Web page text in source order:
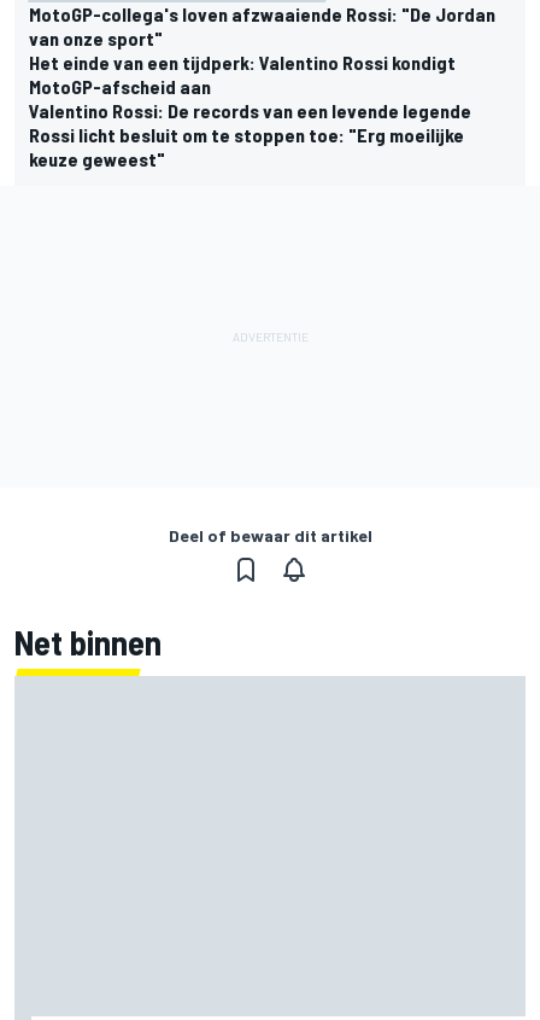
MotoGP-collega's loven afzwaaiende Rossi: "De Jordan
van onze sport"
Het einde van een tijdperk: Valentino Rossi kondigt
MotoGP-afscheid aan
Valentino Rossi: De records van een levende legende
Rossi licht besluit om te stoppen toe: "Erg moeilijke
keuze geweest"
Deel of bewaar dit artikel
Net binnen